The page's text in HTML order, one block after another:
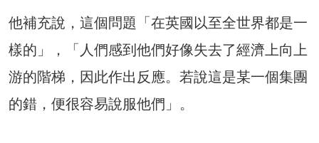
他補充說，這個問題「在英國以至全世界都是一
樣的」，「人們感到他們好像失去了經濟上向上
游的階梯，因此作出反應。若說這是某一個集團
的錯，便很容易說服他們」。